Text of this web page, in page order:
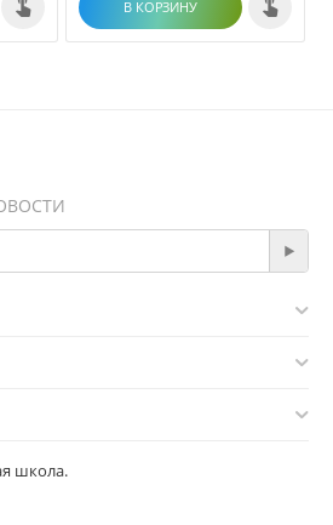
В КОРЗИНУ
школа.